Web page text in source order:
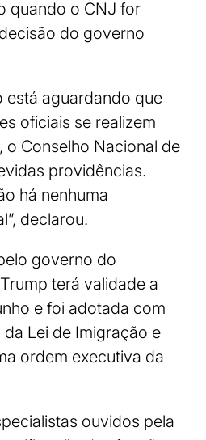
quando o CNJ for
do governo
está aguardando que
oficiais se realizem
o Conselho Nacional de
providências.
há nenhuma
declarou.
governo do
terá validade a
e foi adotada com
da Lei de Imigração e
ordem executiva da
ouvidos pela